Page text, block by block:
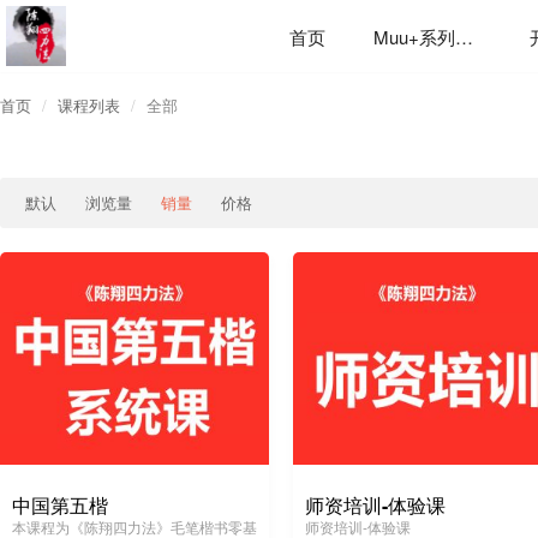
首页 Muu+系列应用
首页 课程列表 全部
默认 浏览量 销量 价格
中国第五楷
本课程为《陈翔四力法》毛笔楷书零基
师资培训-体验课
师资培训-体验课